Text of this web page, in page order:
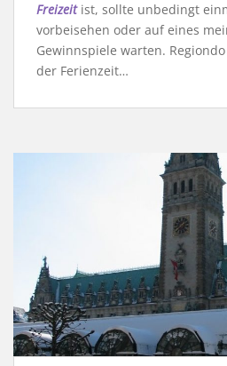
Freizeit ist, sollte unbedingt
vorbeisehen oder auf eines
Gewinnspiele warten.
der Ferienzeit…